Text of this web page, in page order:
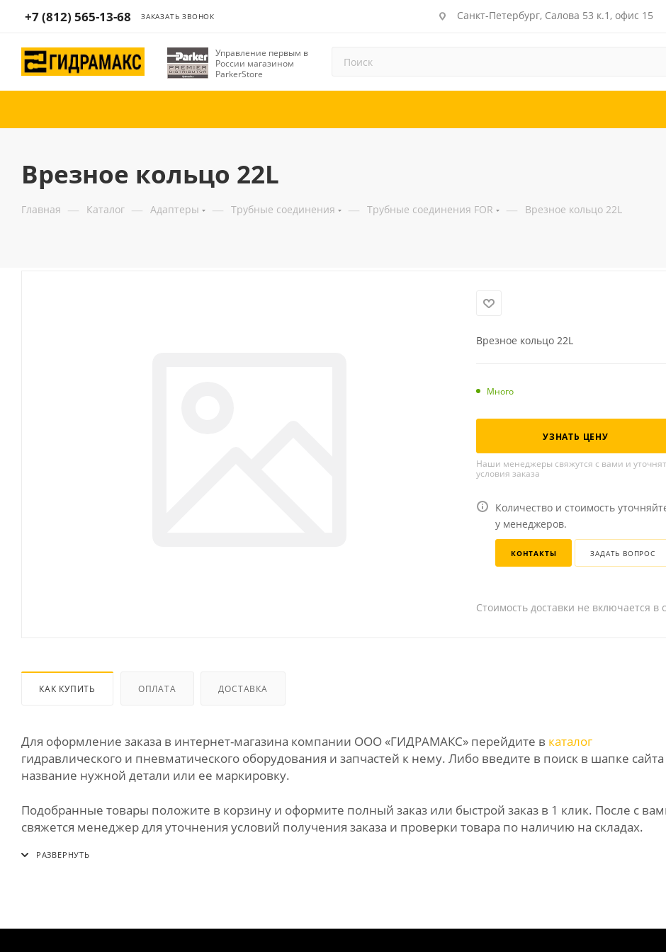
+7 (812) 565-13-68 ЗАКАЗАТЬ ЗВОНОК Санкт-Петербург, Салова 53 к.1, офис 15
Управление первым в
России магазином
ParkerStore
Врезное кольцо 22L
Главная — Каталог — Адаптеры — Трубные соединения — Трубные соединения FOR — Врезное кольцо 22L
Врезное кольцо 22L
Много
УЗНАТЬ ЦЕНУ
Наши менеджеры свяжутся с вами и уточнят
условия заказа
Количество и стоимость
у менеджеров.
КОНТАКТЫ ЗАДАТЬ ВОПРОС
Стоимость доставки не включается в
КАК КУПИТЬ ОПЛАТА ДОСТАВКА
Для оформление заказа в интернет-магазина компании ООО «ГИДРАМАКС» перейдите в каталог
гидравлического и пневматического оборудования и запчастей к нему. Либо введите в поиск в шапке сайта
название нужной детали или ее маркировку.
Подобранные товары положите в корзину и оформите полный заказ или быстрой заказ в 1 клик. После с
свяжется менеджер для уточнения условий получения заказа и проверки товара по наличию на складах.